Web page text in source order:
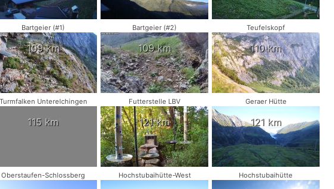
Bartgeier (#1)
109 km
Bartgeier (#2)
109 km
Teufelskopf
110 km
Turmfalken Unterelchingen
115 km
Futterstelle LBV
121 km
Geraer Hütte
121 km
Oberstaufen-Schlossberg Hochstubaihütte-West Hochstubaihütte